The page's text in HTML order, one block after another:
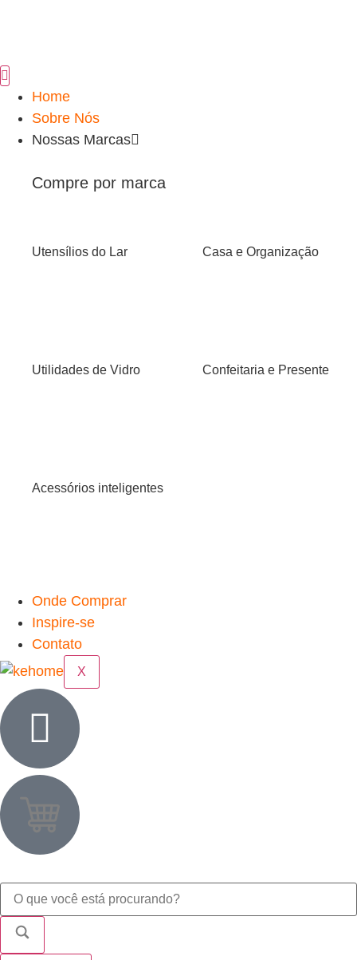
Home
Sobre Nós
Nossas Marcas
Compre por marca
Utensílios do Lar Casa e Organização
Utilidades de Vidro Confeitaria e Presente
Acessórios inteligentes
Onde Comprar
Inspire-se
Contato
X